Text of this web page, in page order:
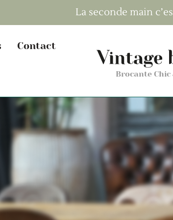
La seconde main
Contact
Brocante